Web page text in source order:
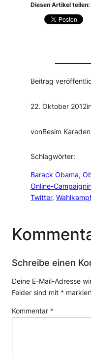
Diesen Artikel teilen:
Beitrag
22. Oktober 2012
vonBesim
Schlagwörter:
Barack Obama,
Online-
Twitter,
Schreibe einen
Deine E-Mail-Adresse
Felder sind mit *
Kommentar *